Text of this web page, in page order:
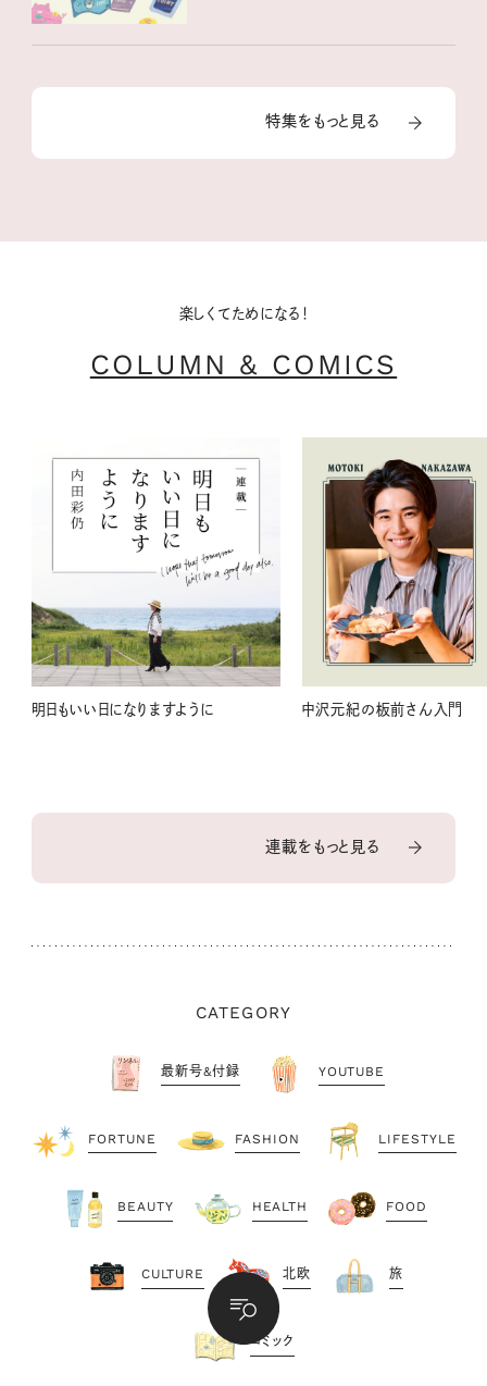
特集をもっと見る
楽しくてためになる！
COLUMN & COMICS
明日もいい日になりますように 中沢元紀の板前さん入門
連載をもっと見る
CATEGORY
最新号&付録 YOUTUBE
FORTUNE FASHION LIFESTYLE
BEAUTY HEALTH FOOD
CULTURE 北欧 旅
コミック